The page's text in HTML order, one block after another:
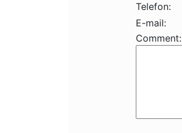
Telefon:
E-mail:
Comment: